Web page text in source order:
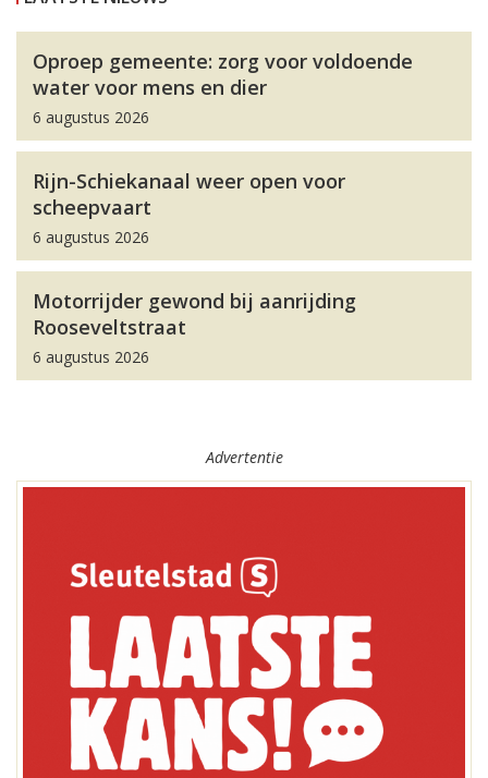
Oproep gemeente: zorg voor voldoende
water voor mens en dier
6 augustus 2026
Rijn-Schiekanaal weer open voor
scheepvaart
6 augustus 2026
Motorrijder gewond bij aanrijding
Rooseveltstraat
6 augustus 2026
Advertentie